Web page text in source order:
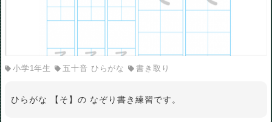
小学1年生 五十音 ひらがな 書き取り
ひらがな 【そ】の なぞり書き練習です。